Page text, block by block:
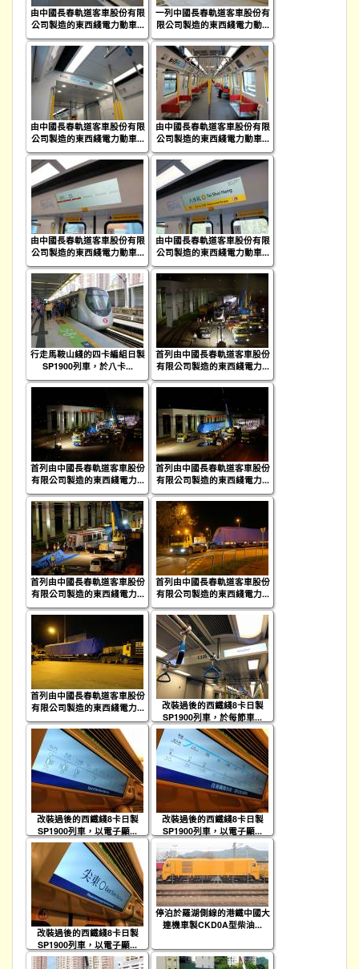
由中國長春軌道客車股份有限
公司製造的東西綫電力動車...
一列中國長春軌道客車股份有
限公司製造的東西綫電力動...
由中國長春軌道客車股份有限
公司製造的東西綫電力動車...
由中國長春軌道客車股份有限
公司製造的東西綫電力動車...
由中國長春軌道客車股份有限
公司製造的東西綫電力動車...
由中國長春軌道客車股份有限
公司製造的東西綫電力動車...
行走馬鞍山綫的四卡編組日製
SP1900列車，於八卡...
首列由中國長春軌道客車股份
有限公司製造的東西綫電力...
首列由中國長春軌道客車股份
有限公司製造的東西綫電力...
首列由中國長春軌道客車股份
有限公司製造的東西綫電力...
首列由中國長春軌道客車股份
有限公司製造的東西綫電力...
首列由中國長春軌道客車股份
有限公司製造的東西綫電力...
首列由中國長春軌道客車股份
有限公司製造的東西綫電力...
改裝過後的西鐵綫8卡日製
SP1900列車，於每節車...
改裝過後的西鐵綫8卡日製
SP1900列車，以電子顯...
改裝過後的西鐵綫8卡日製
SP1900列車，以電子顯...
改裝過後的西鐵綫8卡日製
SP1900列車，以電子顯...
停泊於羅湖側線的港鐵中國大
連機車製CKD0A型柴油...